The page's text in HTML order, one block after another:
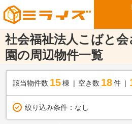
社会福祉法人こばと
園の周辺物件一覧
該当物件数 15棟 空き数 18 件
絞り込み条件： なし